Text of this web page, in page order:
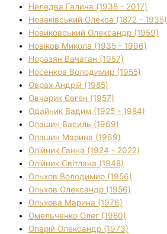
Неледва Галина (1938 - 2017)
Новаківський Олекса (1872 - 1935)
Новиковський Олександр (1959)
Новіков Микола (1935 - 1996)
Норазян Вачаган (1957)
Носенков Володимир (1955)
Оврах Андрій (1985)
Овчарик Євген (1957)
Одайник Вадим (1925 - 1984)
Олашин Василь (1969)
Олашин Марина (1969)
Олійник Ганна (1924 - 2022)
Олійник Світлана (1948)
Ольхов Володимир (1956)
Ольхов Олександр (1956)
Ольхова Марина (1976)
Омельченко Олег (1980)
Опарій Олександр (1973)